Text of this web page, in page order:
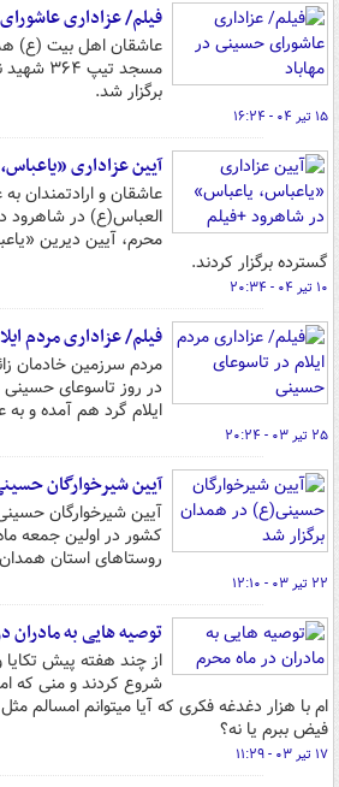
فیلم/ عزاداری
عاشقان اهل بیت (ع)
مسجد
برگزار شد.
۱۵ تیر ۰۴ - ۱۶:۲۴
آیین عزاداری
عاشقان و ارادتمندان
العباس(ع) در شاهرود
محرم، آیین دیرین
گسترده برگزار کردند.
۱۰ تیر ۰۴ - ۲۰:۳۴
فیلم/ عزاداری مردم
مردم سرزمین خادمان
ایلام گرد هم آمده و به
۲۵ تیر ۰۳ - ۲۰:۲۴
آیین شیرخوارگان
آیین شیرخوارگان
کشور در اولین جمعه
روستاهای استان
۲۲ تیر ۰۳ - ۱۲:۱۰
توصیه هایی به مادران
از چند هفته پیش تکایا
شروع کردند و منی که
ام با هزار دغدغه فکری که آیا میتوانم امسالم
فیض ببرم یا نه؟
۱۷ تیر ۰۳ - ۱۱:۲۹